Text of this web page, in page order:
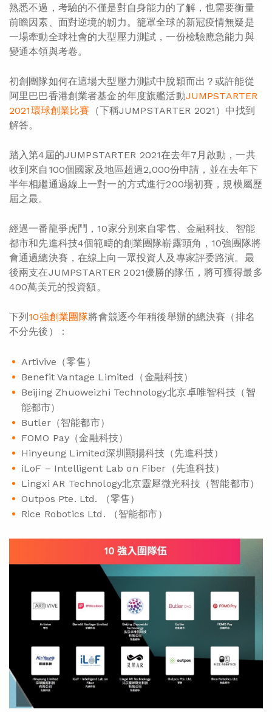
熟悉不過，考驗的不僅是對自身能力的了解，也需要衡量
前瞻因素、面對逆境的韌力。籠罩全球的新冠疫情無疑是
一場牽動全球社會的大型壓力測試，一份檢驗應急能力與
變通本領與考卷。
初創團隊如何在這場大型壓力測試中脫穎而出？或許能從
阿里巴巴香港創業者基金的年度旗艦活動JUMPSTARTER
2021環球創業比賽 （下稱JUMPSTARTER 2021）中找到
解答。
踏入第4屆的JUMPSTARTER 2021在去年7月啟動，一共
收到來自100個國家及地區超過2,000份申請，並在去年下
半年相繼通過線上一對一的方式進行200場初賽，規模屬歷
屆之最。
經過一番龍爭虎鬥，10家分別來自零售、金融科技、智能
都市和先進科技4個範疇的創業團隊嶄露頭角，10強團隊將
會通過總決賽，在線上向一眾投資人及專家評委路演。最
後兩支在JUMPSTARTER 2021優勝的隊伍，將可獲得最多
400萬美元的投資額。
下列 10強創業團隊將會競逐今年稍後舉辦的總決賽（排名
不分先後）：
Artivive（零售）
Benefit Vantage Limited（金融科技）
Beijing Zhuoweizhi Technology北京卓唯智科技（智
能都市）
Butler（智能都市）
FOMO Pay（金融科技）
Hinyeung Limited深圳顯揚科技（先進科技）
iLoF – Intelligent Lab on Fiber（先進科技）
Lingxi AR Technology北京靈犀微光科技（智能都市）
Outpos Pte. Ltd. （零售）
Rice Robotics Ltd. （智能都市）